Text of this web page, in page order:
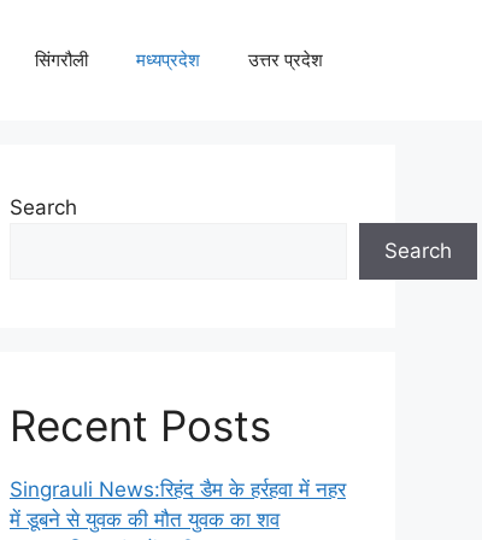
सिंगरौली मध्यप्रदेश उत्तर प्रदेश
Search
Search
Recent Posts
Singrauli News:रिहंद डैम के हर्रहवा में नहर
में डूबने से युवक की मौत युवक का शव